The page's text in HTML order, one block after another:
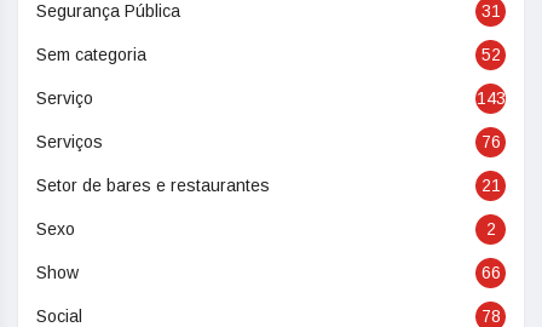
Segurança Pública 31
Sem categoria 52
Serviço 143
Serviços 76
Setor de bares e restaurantes 21
Sexo 2
Show 66
Social 78